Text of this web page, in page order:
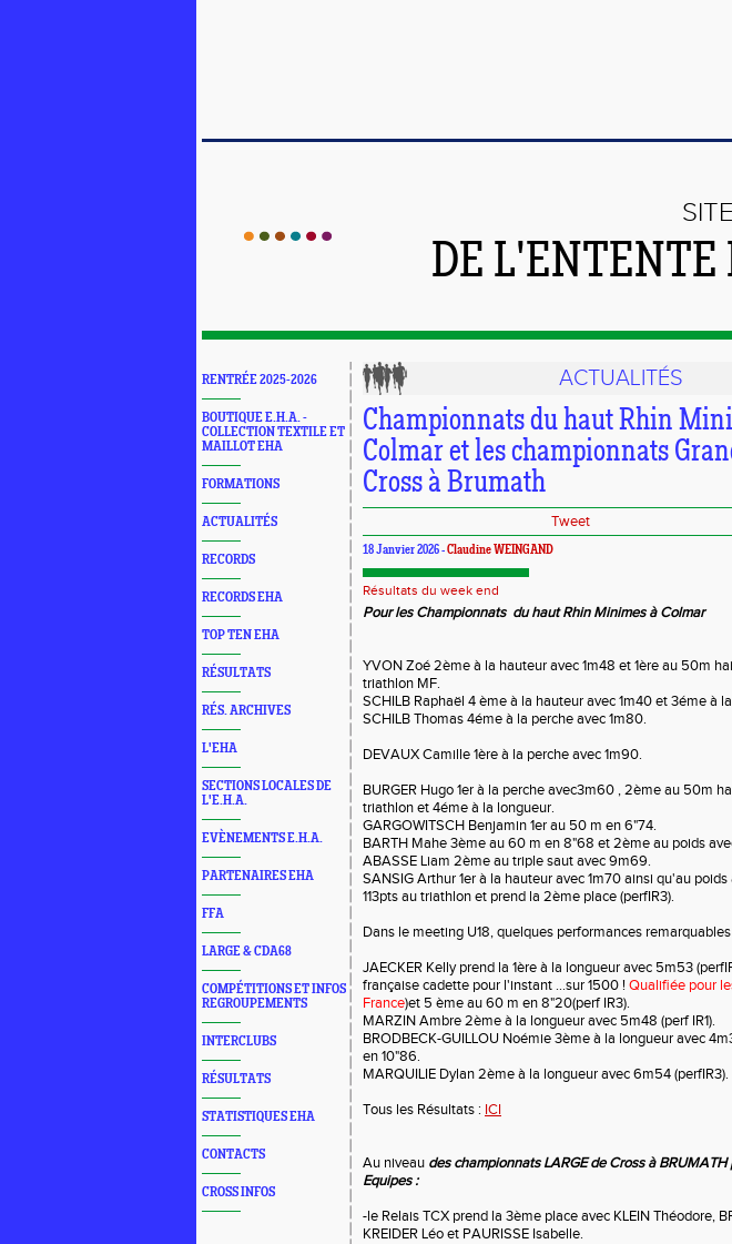
DE L'ENTENTE
RENTRÉE 2025-2026
BOUTIQUE E.H.A. -
COLLECTION TEXTILE ET
MAILLOT EHA
FORMATIONS
ACTUALITÉS
RECORDS
RECORDS EHA
TOP TEN EHA
RÉSULTATS
RÉS. ARCHIVES
L'EHA
SECTIONS LOCALES DE
L'E.H.A.
EVÈNEMENTS E.H.A.
PARTENAIRES EHA
FFA
LARGE & CDA68
COMPÉTITIONS ET INFOS
REGROUPEMENTS
INTERCLUBS
RÉSULTATS
STATISTIQUES EHA
CONTACTS
CROSS INFOS
ACTUALITÉS
Championnats du haut Rhin
Colmar et les championnats
Cross à Brumath
Tweet
18 Janvier 2026 -Claudine WEINGAND
Résultats du week end
Pour les Championnats du haut Rhin Minimes à Colmar
YVON Zoé 2ème à la hauteur avec 1m48 et 1ère au 50m
triathlon MF.
SCHILB Raphaël 4 ème à la hauteur avec 1m40 et 3éme à
SCHILB Thomas 4éme à la perche avec 1m80.
DEVAUX Camille 1ère à la perche avec 1m90.
BURGER Hugo 1er à la perche avec3m60 , 2ème au 50m
triathlon et 4éme à la longueur.
GARGOWITSCH Benjamin 1er au 50 m en 6"74.
BARTH Mahe 3ème au 60 m en 8"68 et 2ème au poids
ABASSE Liam 2ème au triple saut avec 9m69.
SANSIG Arthur 1er à la hauteur avec 1m70 ainsi qu'au poids
113pts au triathlon et prend la 2ème place (perfIR3).
Dans le meeting U18, quelques performances remarquables
JAECKER Kelly prend la 1ère à la longueur avec 5m53
française cadette pour l'instant ...sur 1500 ! Qualifiée pour
France)et 5 ème au 60 m en 8"20(perf IR3).
MARZIN Ambre 2ème à la longueur avec 5m48 (perf IR1).
BRODBECK-GUILLOU Noémie 3ème à la longueur avec
en 10"86.
MARQUILIE Dylan 2ème à la longueur avec 6m54 (perfIR3).
Tous les Résultats : ICI
Au niveau des championnats LARGE de Cross à
Equipes :
-le Relais TCX prend la 3ème place avec KLEIN Théodore,
KREIDER Léo et PAURISSE Isabelle.